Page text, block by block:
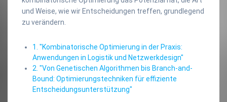
und Weise, wie wir Entscheidungen treffen, grundlegend
zu verändern.
1. "Kombinatorische Optimierung in der Praxis:
Anwendungen in Logistik und Netzwerkdesign"
2. "Von Genetischen Algorithmen bis Branch-and-
Bound: Optimierungstechniken für effiziente
Entscheidungsunterstützung"